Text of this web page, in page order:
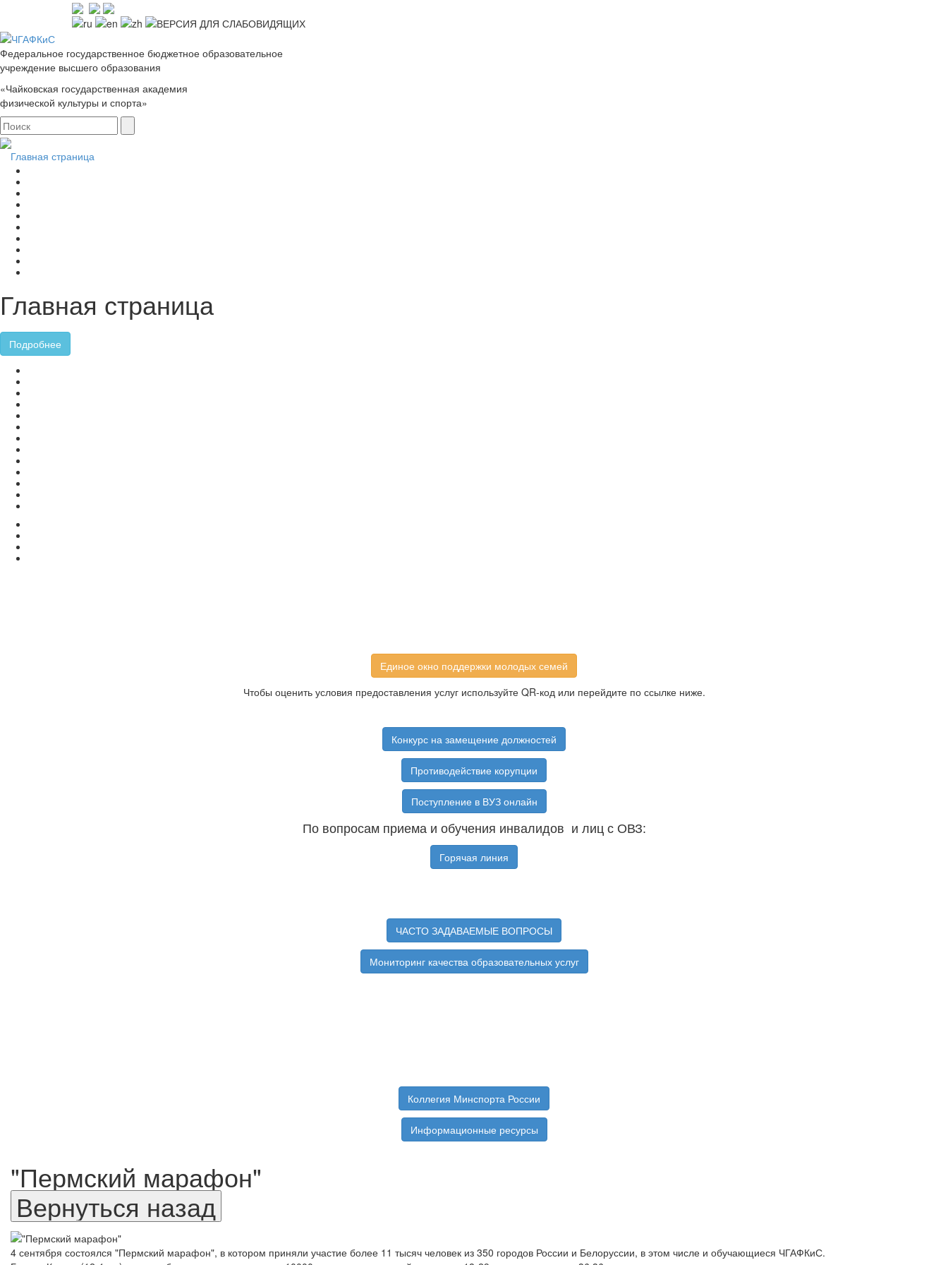
Федеральное государственное бюджетное образовательное
учреждение высшего образования
«Чайковская государственная академия
физической культуры и спорта»
Главная страница
Главная страница
Подробнее
Единое окно поддержки молодых семей
Чтобы оценить условия предоставления услуг используйте QR-код или перейдите по ссылке ниже.
Конкурс на замещение должностей
Противодействие корупции
Поступление в ВУЗ онлайн
По вопросам приема и обучения инвалидов и лиц с ОВЗ:
Горячая линия
ЧАСТО ЗАДАВАЕМЫЕ ВОПРОСЫ
Мониторинг качества образовательных услуг
Коллегия Минспорта России
Информационные ресурсы
"Пермский марафон"
4 сентября состоялся "Пермский марафон", в котором приняли участие более 11 тысяч человек из 350 городов России и Белоруссии, в этом числе и обучающиеся ЧГАФКиС.